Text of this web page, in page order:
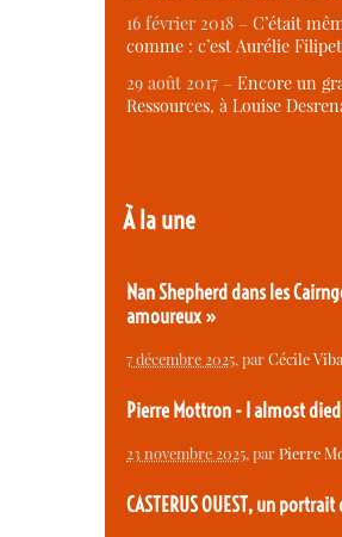
16 février 2018 – C’était
comme : c’est Aurélie
29 août 2017 – Encore un
Ressources, à Louise
À la une
Nan Shepherd dans les
amoureux »
7 décembre 2025, parCécile
Pierre Mottron - I almost died
23 novembre 2025, parPierre
CASTERUS OUEST, un